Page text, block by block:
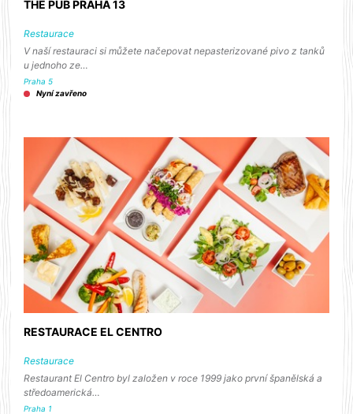
THE PUB PRAHA 13
Restaurace
V naší restauraci si můžete načepovat nepasterizované pivo z tanků
u jednoho ze…
Praha 5
Nyní zavřeno
RESTAURACE EL CENTRO
Restaurace
Restaurant El Centro byl založen v roce 1999 jako první španělská a
středoamerická…
Praha 1